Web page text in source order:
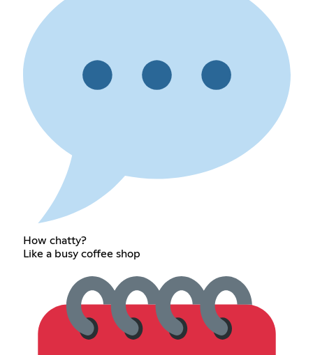
How chatty?
Like a busy coffee shop